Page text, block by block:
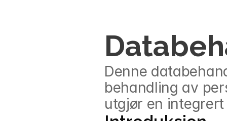
Denne
behandling av
utgjør en